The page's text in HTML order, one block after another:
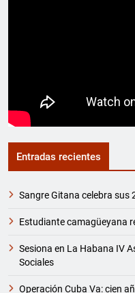
Entradas recientes
Sangre Gitana celebra sus
Estudiante camagüeyana
Sesiona en La Habana IV
Sociales
Operación Cuba Va: cien